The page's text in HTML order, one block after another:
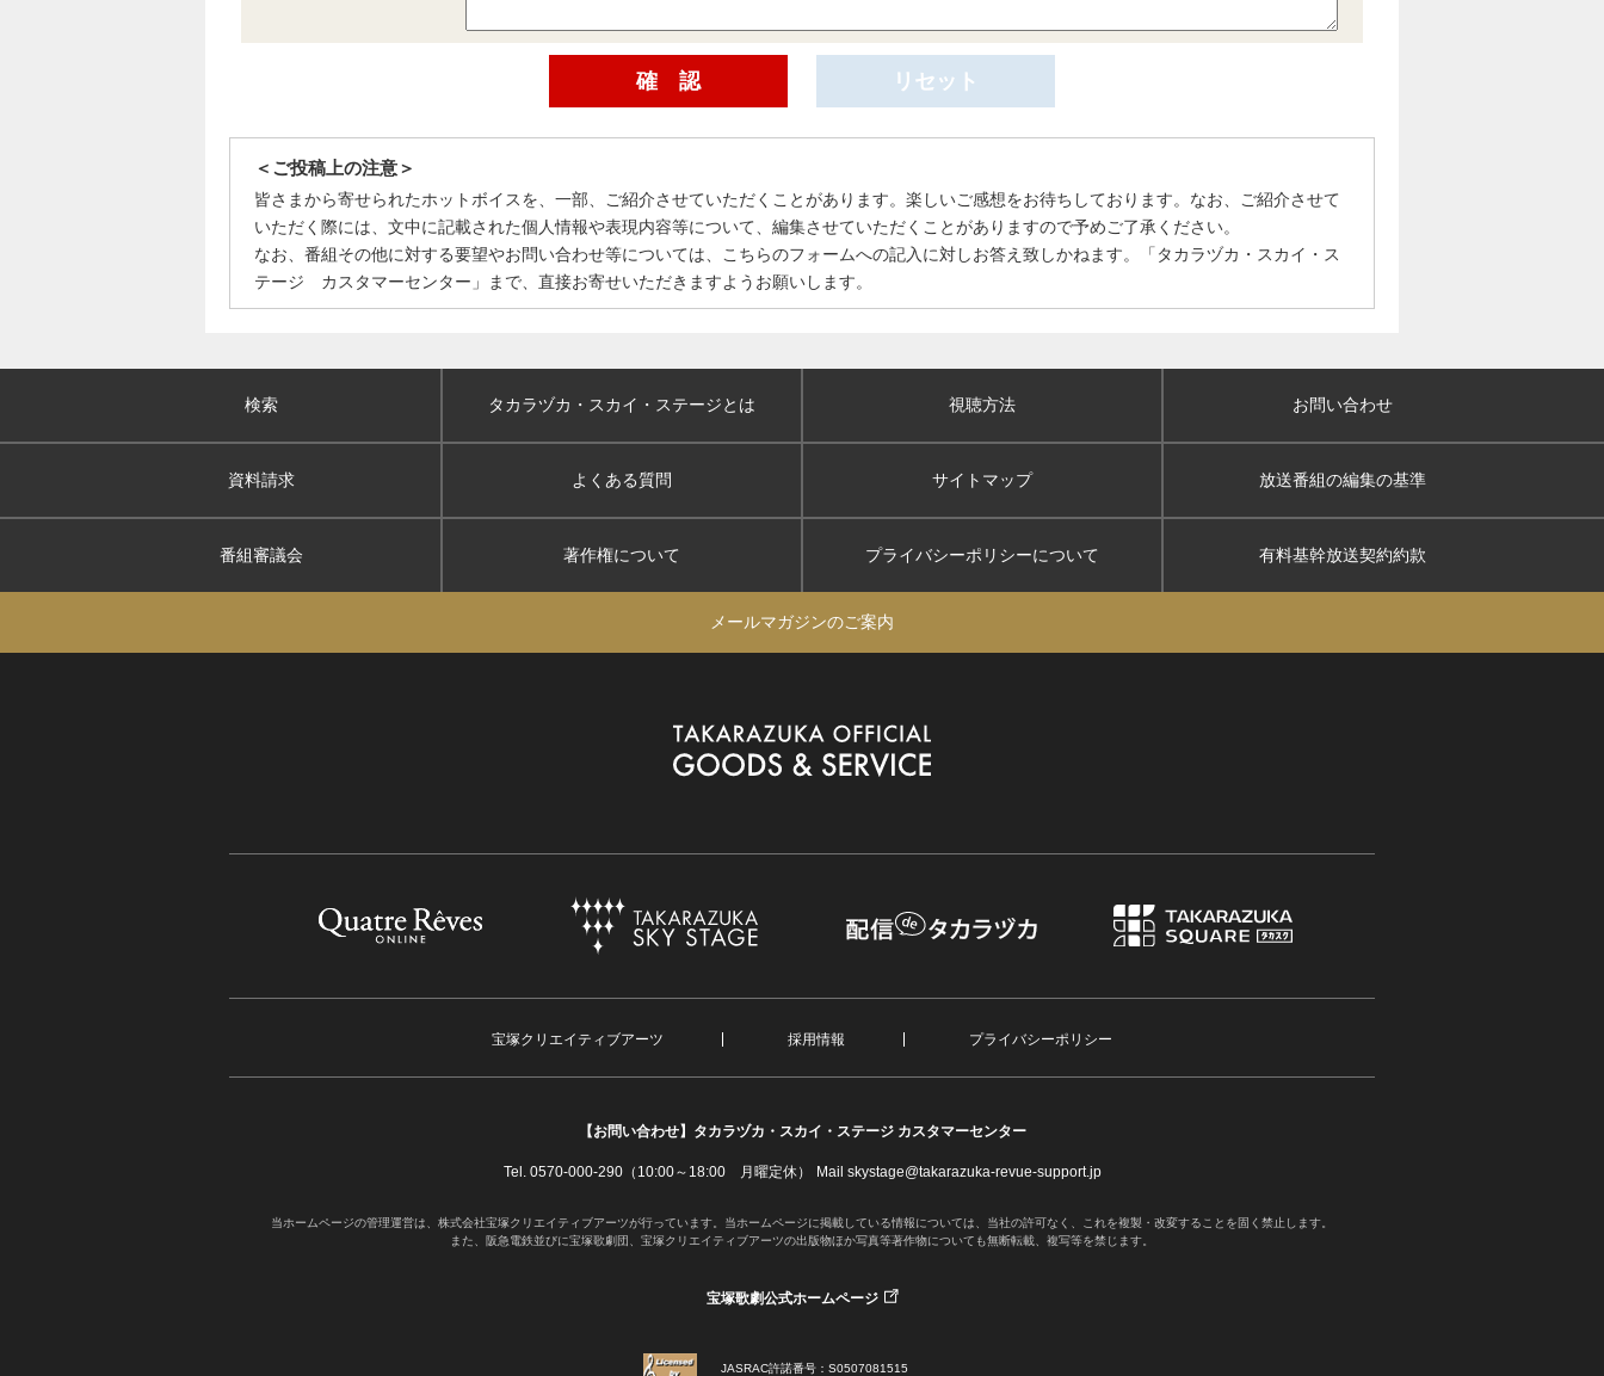
＜ご投稿上の注意＞
皆さまから寄せられたホットボイスを、一部、ご紹介させていただくことがあります。楽しいご感想をお待ちしております。なお、ご紹介させて
いただく際には、文中に記載された個人情報や表現内容等について、編集させていただくことがありますので予めご了承ください。
なお、番組その他に対する要望やお問い合わせ等については、こちらのフォームへの記入に対しお答え致しかねます。「タカラヅカ・スカイ・ス
テージ カスタマーセンター」まで、直接お寄せいただきますようお願いします。
検索 タカラヅカ・スカイ ・ステージとは 視聴方法 お問い合わせ
資料請求 よくある質問 サイトマップ 放送番組の編集の基準
番組審議会 著作権について プライバシーポリシーについて 有料基幹放送契約約款
メールマガジンのご案内
宝塚クリエイティブアーツ 採用情報 プライバシーポリシー
【お問い合わせ】 タカラヅカ・スカイ・ステージ カスタマーセンター
Tel. 0570-000-290（10:00～18:00 月曜定休） Mail skystage@takarazuka-revue-support.jp
当ホームページの管理運営は、株式会社宝塚クリエイティブアーツが行っています。当ホームページに掲載している情報については、当社の許可なく、これを複製・改変することを固く禁止します。
また、阪急電鉄並びに宝塚歌劇団、宝塚クリエイティブアーツの出版物ほか写真等著作物についても無断転載、複写等を禁じます。
宝塚歌劇公式ホームページ
JASRAC許諾番号：S0507081515